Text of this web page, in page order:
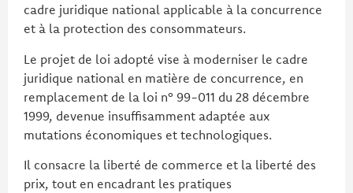
cadre juridique national applicable à la concurrence
et à la protection des consommateurs.
Le projet de loi adopté vise à moderniser le cadre
juridique national en matière de concurrence, en
remplacement de la loi n° 99-011 du 28 décembre
1999, devenue insuffisamment adaptée aux
mutations économiques et technologiques.
Il consacre la liberté de commerce et la liberté des
prix, tout en encadrant les pratiques